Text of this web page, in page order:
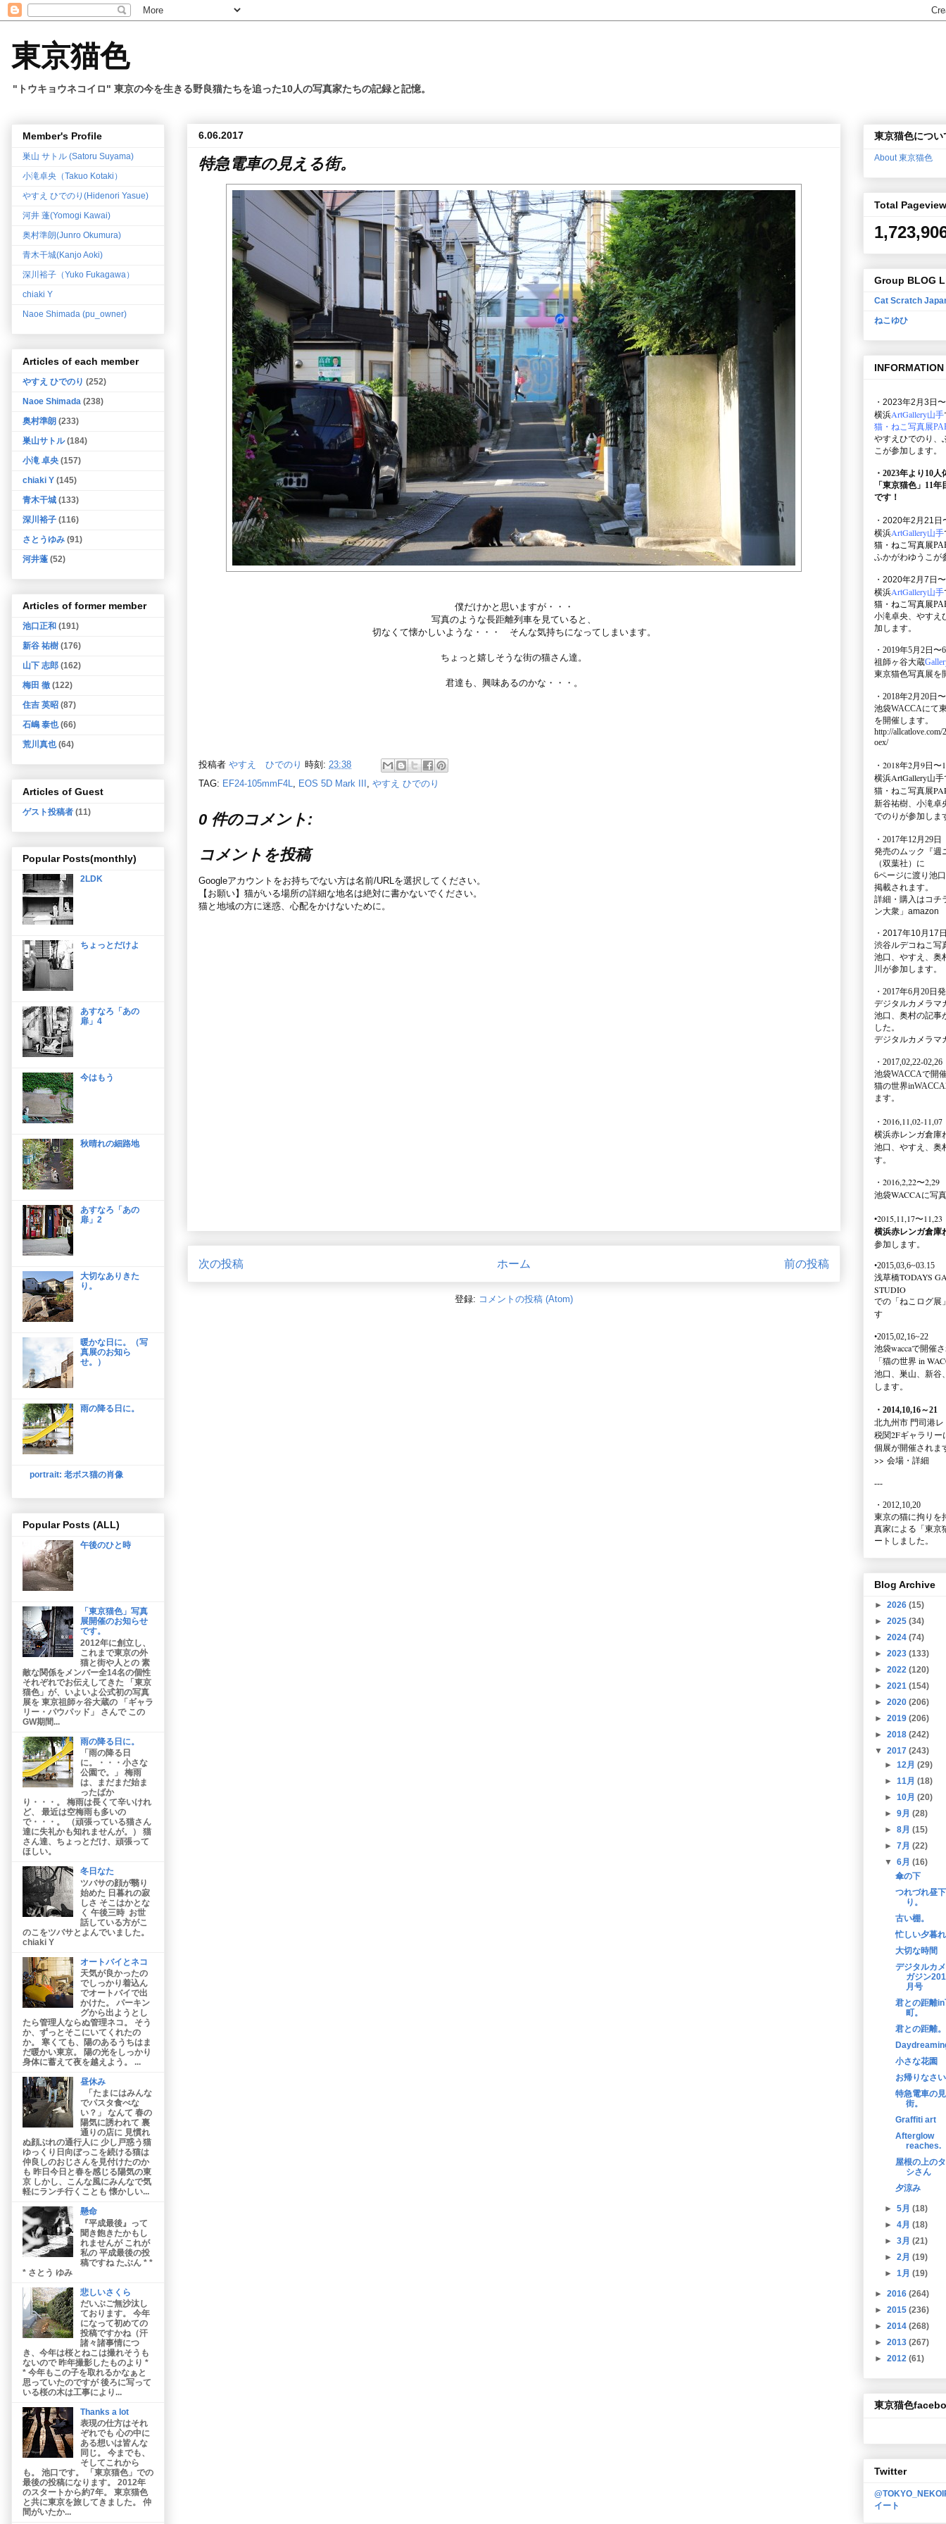
東京猫色
"トウキョウネコイロ" 東京の今を生きる野良猫たちを追った10人の写真家たちの記録と記憶。
6.06.2017
特急電車の見える街。
僕だけかと思いますが・・・
写真のような長距離列車を見ていると、
切なくて懐かしいような・・・ そんな気持ちになってしまいます。
ちょっと嬉しそうな街の猫さん達。
君達も、興味あるのかな・・・。
投稿者 やすえ ひでのり 時刻: 23:38
TAG: EF24-105mmF4L, EOS 5D Mark III , やすえ ひでのり
0 件のコメント:
コメントを投稿
Googleアカウントをお持ちでない方は名前/URLを選択してください。
【お願い】猫がいる場所の詳細な地名は絶対に書かないでください。
猫と地域の方に迷惑、心配をかけないために。
次の投稿 前の投稿
ホーム
登録: コメントの投稿 (Atom)
Member's Profile
巣山 サトル (Satoru Suyama)
小滝卓央（Takuo Kotaki）
やすえ ひでのり(Hidenori Yasue)
河井 蓬(Yomogi Kawai)
奥村準朗(Junro Okumura)
青木干城(Kanjo Aoki)
深川裕子（Yuko Fukagawa）
chiaki Y
Naoe Shimada (pu_owner)
Articles of each member
やすえ ひでのり (252)
Naoe Shimada (238)
奥村準朗 (233)
巣山サトル (184)
小滝 卓央 (157)
chiaki Y (145)
青木干城 (133)
深川裕子 (116)
さとうゆみ (91)
河井蓬 (52)
Articles of former member
池口正和 (191)
新谷 祐樹 (176)
山下 志郎 (162)
梅田 徹 (122)
住吉 英昭 (87)
石嶋 泰也 (66)
荒川真也 (64)
Articles of Guest
ゲスト投稿者 (11)
Popular Posts(monthly)
2LDK
ちょっとだけよ
あすなろ「あの
扉」4
今はもう
秋晴れの細路地
あすなろ「あの
扉」2
大切なありきた
り。
暖かな日に。（写
真展のお知ら
せ。）
雨の降る日に。
portrait: 老ボス猫の肖像
Popular Posts (ALL)
午後のひと時
「東京猫色」写真
展開催のお知らせ
です。
2012年に創立し、
これまで東京の外
猫と街や人との 素
敵な関係をメンバー全14名の個性
それぞれでお伝えしてきた 「東京
猫色」が、いよいよ公式初の写真
展を 東京祖師ヶ谷大蔵の 「ギャラ
リー・パウパッド」 さんで この
GW期間...
雨の降る日に。
「雨の降る日
に。・・・小さな
公園で。」 梅雨
は、まだまだ始ま
ったばか
り・・・。 梅雨は長くて辛いけれ
ど、 最近は空梅雨も多いの
で・・・。 （頑張っている猫さん
達に失礼かも知れませんが。） 猫
さん達、ちょっとだけ、頑張って
ほしい。
冬日なた
ツバサの顔が翳り
始めた 日暮れの寂
しさ そこはかとな
く 午後三時 お世
話している方がこ
のこをツバサとよんでいました。
chiaki Y
オートバイとネコ
天気が良かったの
でしっかり着込ん
でオートバイで出
かけた。 パーキン
グから出ようとし
たら管理人ならぬ管理ネコ。 そう
か、ずっとそこにいてくれたの
か。 寒くても、陽のあるうちはま
だ暖かい東京。 陽の光をしっかり
身体に蓄えて夜を越えよう。 ...
昼休み
「たまにはみんな
でパスタ食べな
い？」 なんて 春の
陽気に誘われて 裏
通りの店に 見慣れ
ぬ顔ぶれの通行人に 少し戸惑う猫
ゆっくり日向ぼっこを続ける猫は
仲良しのおじさんを見付けたのか
も 昨日今日と春を感じる陽気の東
京 しかし、こんな風にみんなで気
軽にランチ行くことも 懐かしい...
懸命
『平成最後』って
聞き飽きたかもし
れませんが これが
私の 平成最後の投
稿ですね たぶん * *
* さとう ゆみ
悲しいさくら
だいぶご無沙汰し
ております。 今年
になって初めての
投稿ですかね（汗
諸々諸事情につ
き、今年は桜とねこは撮れそうも
ないので 昨年撮影したものより *
* 今年もこの子を取れるかなぁと
思っていたのですが 後ろに写って
いる桜の木は工事により...
Thanks a lot
表現の仕方はそれ
ぞれでも 心の中に
ある想いは皆んな
同じ。 今までも、
そしてこれから
も。 池口です。 「東京猫色」での
最後の投稿になります。 2012年
のスタートから約7年。 東京猫色
と共に東京を旅してきました。 仲
間がいたか...
東京猫色につい
About 東京猫色
Total
Group BLOG
Cat Scratch
ねこゆひ
INFORMATION
・2023年2月3日
横浜ArtGallery山手
猫・ねこ写真展
やすえひでのり、
こが参加します。
・2023年より10
「東京猫色」 11年
です！
・2020年2月21日
横浜ArtGallery山手
猫・ねこ写真展
ふかがわゆうこが
・2020年2月7日
横浜ArtGallery山手
猫・ねこ写真展
小滝卓央、やすえ
加します。
・2019年5月2日〜
祖師ヶ谷大蔵
東京猫色写真展を
・2018年2月20日
池袋WACCAにて
を開催します。
http://allcatlove.com/
oex/
・2018年2月9日〜
横浜ArtGallery山手
猫・ねこ写真展
新谷祐樹、小滝卓
でのりが参加しま
・ 2017年12月29日
発売のムック
『
（双葉社）に
6ページに渡り 池
掲載されます。
詳細・購入はコ
ン大衆」amazon
・2017年10月17
渋谷ルデコねこ写
池口、やすえ、奥
川が参加します。
・2017年6月20日
デジタルカメラマ
池口、奥村の記事
した。
デジタルカメラマ
・2017,02,22-02,26
池袋WACCAで開
猫の世界
ます。
・2016,11,02-11,07
横浜赤レンガ倉庫
池口、やすえ、奥
す。
・2016,2,22〜2,29
池袋WACCAに写
•2015,11,17〜11,23
横浜赤レンガ倉庫
参加します。
•2015,03,6~03.15
浅草橋TODAYS
STUDIO
での 「ねこログ展
す
•2015,02,16~22
池袋waccaで開催
「猫の世界 in
池口、巣山、新谷
します。
・2014,10,16～21
北九州市 門司港
税関2Fギャラリー
個展が開催されま
>> 会場・詳細
---
・2012,10,20
東京の猫に拘りを
真家による 「東
ートしました。
Blog Archive
► 2026 (15)
► 2025 (34)
► 2024 (74)
► 2023 (133)
► 2022 (120)
► 2021 (154)
► 2020 (206)
► 2019 (206)
► 2018 (242)
▼ 2017 (243)
►12月(29)
►11月(18)
►10月(20)
►9月(28)
►8月(15)
►7月(22)
▼6月(16)
傘の下
つれづれ昼
り。
古い棚。
忙しい夕暮れ
大切な時間
デジタルカ
ガジン
月号
君との距離in
町。
君との距離。
小さな花園
お帰りなさ
特急電車の
街。
Graffiti art
Afterglow
reaches.
屋根の上の
シさん
夕涼み
►5月(18)
►4月(18)
►3月(21)
►2月(19)
►1月(19)
► 2016 (264)
► 2015 (236)
► 2014 (268)
► 2013 (267)
► 2012 (61)
東京猫色
Twitter
イート